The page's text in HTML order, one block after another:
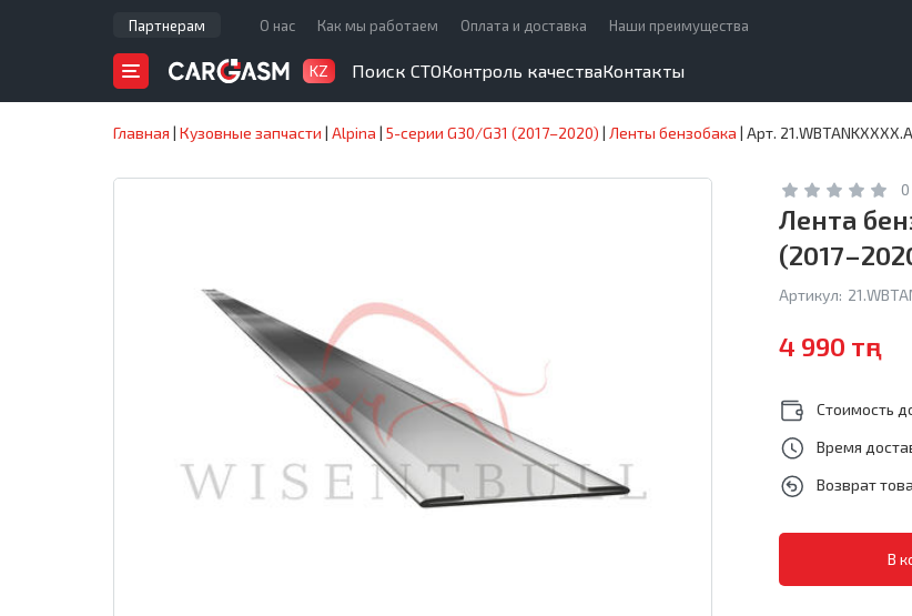
Партнерам О нас Как мы работаем Оплата и доставка Наши преимущества
KZ Поиск СТОКонтроль качестваКонтакты
Главная | Кузовные запчасти | Alpina | 5-серии G30/G31 (2017–2020) | Ленты бензобака | Арт.
Лента
Артикул:
4 990 тңг
Стоимость
Время
Возврат